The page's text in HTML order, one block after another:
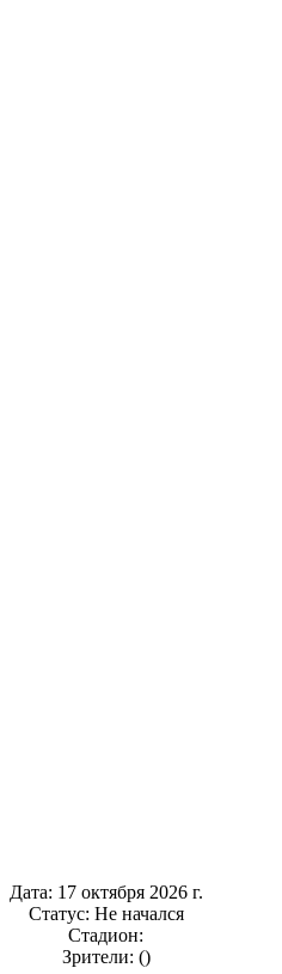
Дата: 17 октября 2026 г.
Статус: Не начался
Стадион:
Зрители: ()